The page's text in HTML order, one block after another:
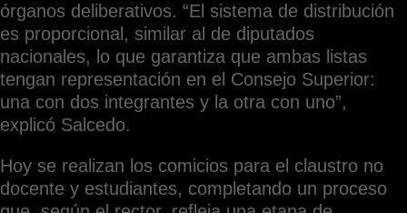
órganos deliberativos. “El sistema de distribución
es proporcional, similar al de diputados
nacionales, lo que garantiza que ambas listas
tengan representación en el Consejo Superior:
una con dos integrantes y la otra con uno”,
explicó Salcedo.
Hoy se realizan los comicios para el claustro no
docente y estudiantes, completando un proceso